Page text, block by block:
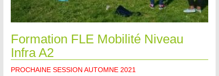
Formation FLE Mobilité Niveau
Infra A2
PROCHAINE SESSION AUTOMNE 2021